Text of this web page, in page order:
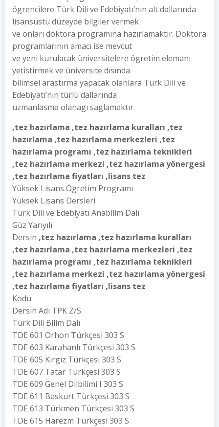
ögrencilere Türk Dili ve Edebiyatı’nın alt dallarında
lisansüstü düzeyde bilgiler vermek
ve onları doktora programına hazırlamaktır. Doktora
programlarının amacı ise mevcut
ve yeni kurulacak üniversitelere ögretim elemanı
yetistirmek ve üniversite dısında
bilimsel arastırma yapacak olanlara Türk Dili ve
Edebiyatı’nın türlü dallarında
uzmanlasma olanagı saglamaktır.
,tez hazırlama ,tez hazırlama kuralları ,tez
hazırlama ,tez hazırlama merkezleri ,tez
hazırlama programı ,tez hazırlama teknikleri
,tez hazırlama merkezi ,tez hazırlama yönergesi
,tez hazırlama fiyatları ,lisans tez
Yüksek Lisans Ögretim Programı
Yüksek Lisans Dersleri
Türk Dili ve Edebiyatı Anabilim Dalı
Güz Yarıyılı
Dersin ,tez hazırlama ,tez hazırlama kuralları
,tez hazırlama ,tez hazırlama merkezleri ,tez
hazırlama programı ,tez hazırlama teknikleri
,tez hazırlama merkezi ,tez hazırlama yönergesi
,tez hazırlama fiyatları ,lisans tez
Kodu
Dersin Adı TPK Z/S
Türk Dili Bilim Dalı
TDE 601 Orhon Türkçesi 303 S
TDE 603 Karahanlı Türkçesi 303 S
TDE 605 Kırgız Türkçesi 303 S
TDE 607 Tatar Türkçesi 303 S
TDE 609 Genel Dilbilimi I 303 S
TDE 611 Baskurt Türkçesi 303 S
TDE 613 Türkmen Türkçesi 303 S
TDE 615 Harezm Türkçesi 303 S